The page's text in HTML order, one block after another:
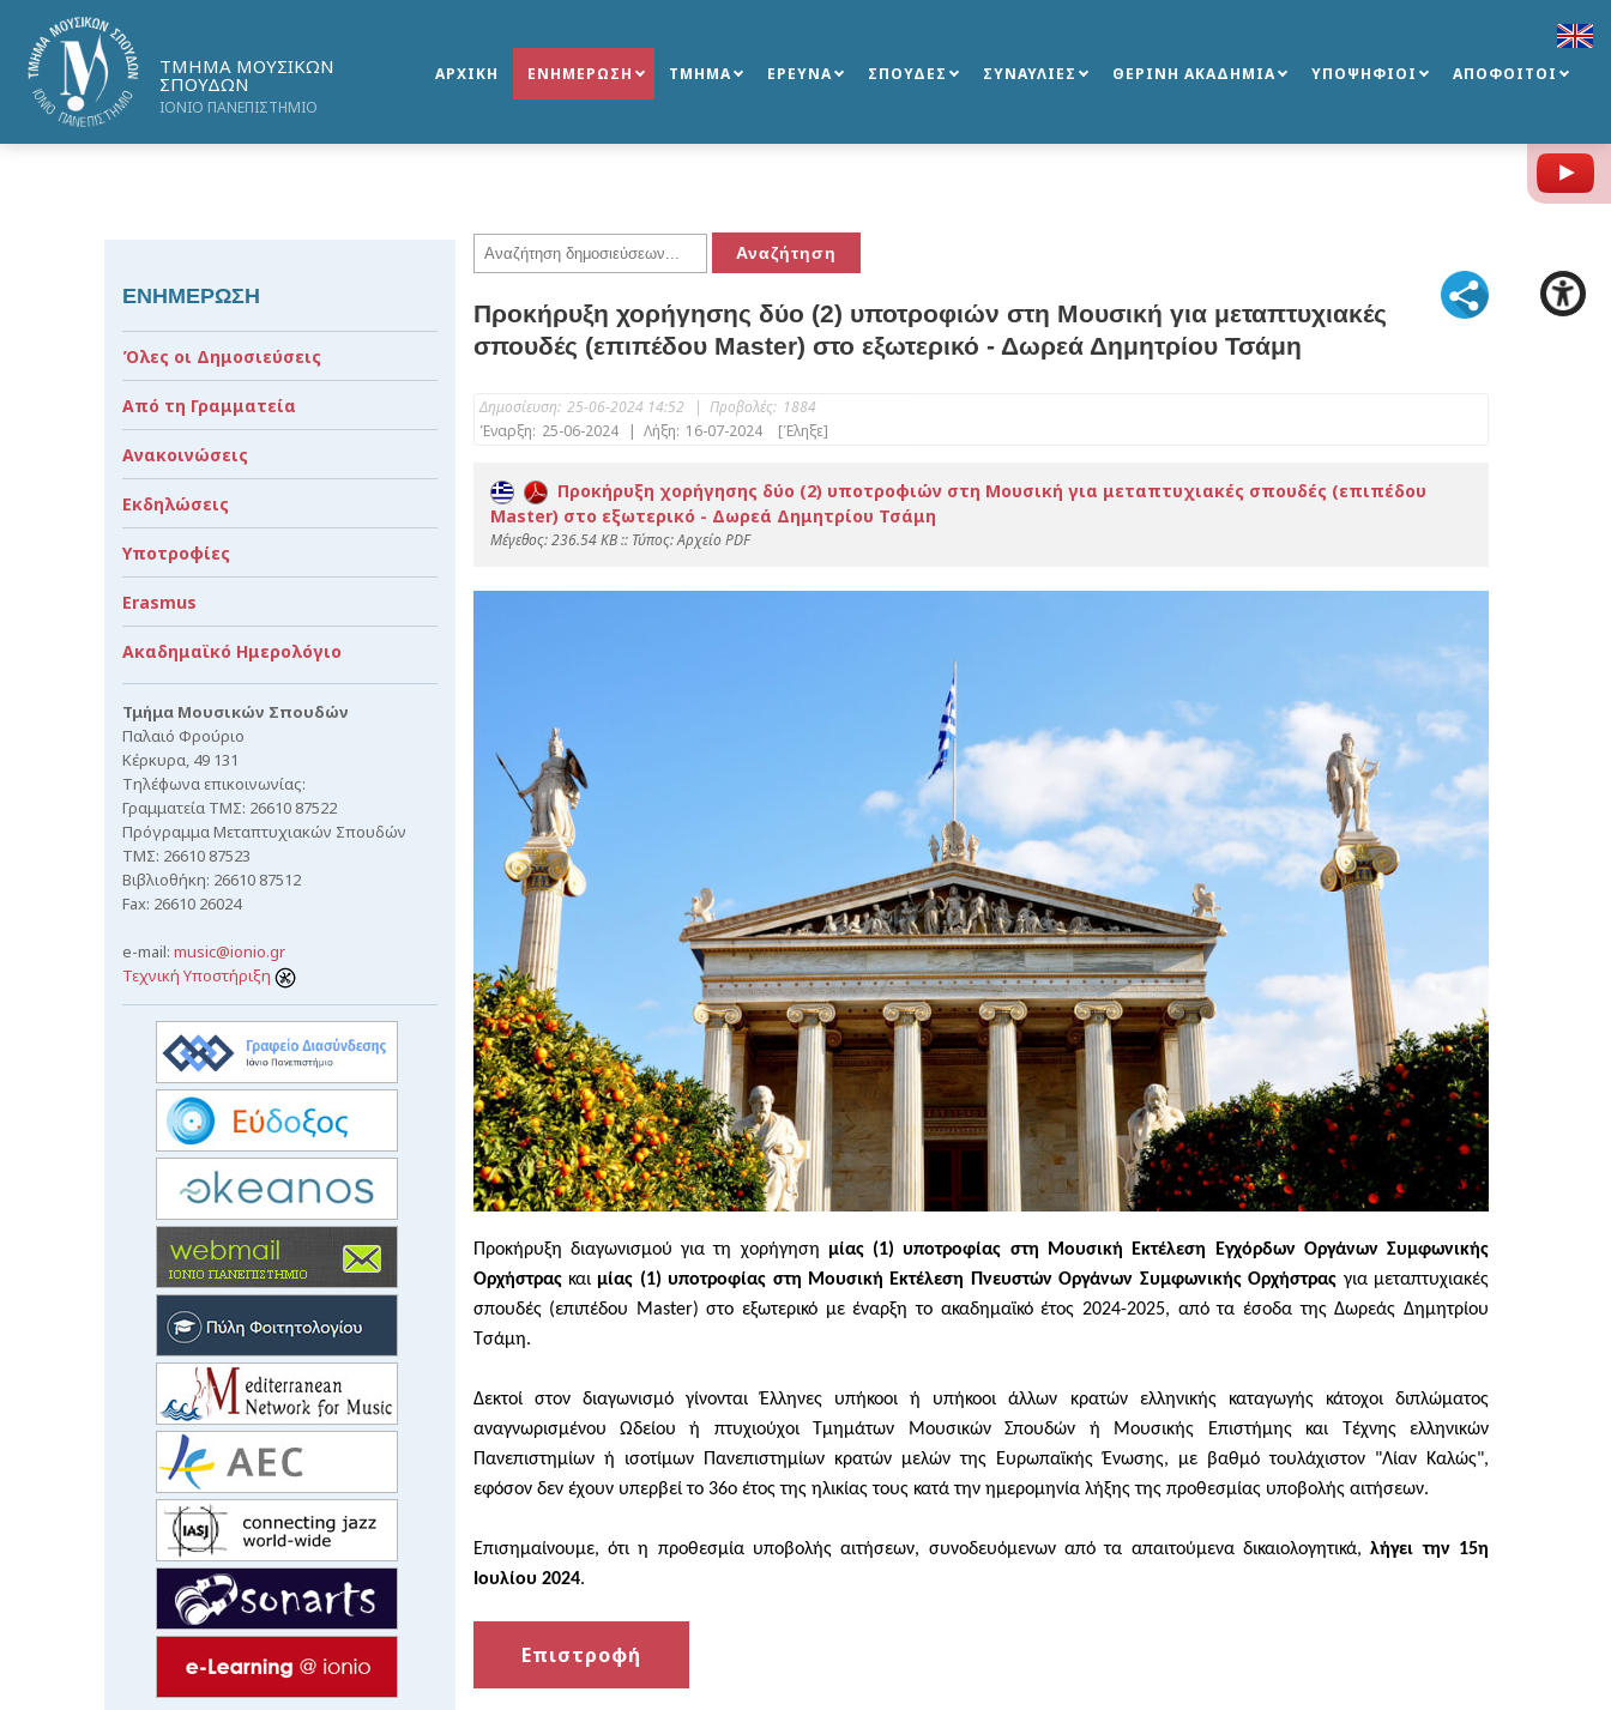
ΤΜΗΜΑ ΜΟΥΣΙΚΩΝ
ΣΠΟΥΔΩΝ
ΙΟΝΙΟ ΠΑΝΕΠΙΣΤΗΜΙΟ
ΑΡΧΙΚΗ ΕΝΗΜΕΡΩΣΗ ΤΜΗΜΑ ΕΡΕΥΝΑ ΣΠΟΥΔΕΣ ΣΥΝΑΥΛΙΕΣ ΘΕΡΙΝΗ ΑΚΑΔΗΜΙΑ ΥΠΟΨΗΦΙΟΙ ΑΠΟΦΟΙΤΟΙ
Προκήρυξη χορήγησης δύο (2) υποτροφιών στη Μουσική για μεταπτυχιακές
σπουδές (επιπέδου Master) στο εξωτερικό - Δωρεά Δημητρίου Τσάμη
Δημοσίευση: 25-06-2024 14:52 | Προβολές: 1884
Έναρξη: 25-06-2024 | Λήξη: 16-07-2024 [Έληξε]
Προκήρυξη χορήγησης δύο (2) υποτροφιών στη Μουσική για μεταπτυχιακές σπουδές (επιπέδου
Master) στο εξωτερικό - Δωρεά Δημητρίου Τσάμη
Mέγεθος: 236.54 KB :: Τύπος: Αρχείο PDF
Προκήρυξη διαγωνισμού για τη χορήγηση μίας (1) υποτροφίας στη Μουσική Εκτέλεση
Εγχόρδων Οργάνων Συμφωνικής
Ορχήστραςκαι μίας (1) υποτροφίας στη Μουσική Εκτέλεση Πνευστών Οργάνων Συμφωνικής Ορχήστρας για μεταπτυχιακές
σπουδές (επιπέδου Master) στο εξωτερικό με έναρξη το ακαδημαϊκό έτος 2024-2025, από τα έσοδα της Δωρεάς Δημητρίου
Τσάμη.
Δεκτοί στον διαγωνισμό γίνονται Έλληνες υπήκοοι ή υπήκοοι άλλων κρατών ελληνικής καταγωγής κάτοχοι διπλώματος
αναγνωρισμένου Ωδείου ή πτυχιούχοι Τμημάτων Μουσικών Σπουδών ή Μουσικής Επιστήμης και Τέχνης ελληνικών
Πανεπιστημίων ή ισοτίμων Πανεπιστημίων κρατών μελών της Ευρωπαϊκής Ένωσης, με βαθμό τουλάχιστον "Λίαν Καλώς",
εφόσον δεν έχουν υπερβεί το 36ο έτος της ηλικίας τους κατά την ημερομηνία λήξης της προθεσμίας υποβολής αιτήσεων.
Επισημαίνουμε, ότι η προθεσμία υποβολής αιτήσεων, συνοδευόμενων από τα απαιτούμενα δικαιολογητικά,λήγει την 15η
Ιουλίου 2024.
Επιστροφή
ΕΝΗΜΕΡΩΣΗ
Όλες οι Δημοσιεύσεις
Από τη Γραμματεία
Ανακοινώσεις
Εκδηλώσεις
Υποτροφίες
Erasmus
Ακαδημαϊκό Ημερολόγιο
Τμήμα Μουσικών Σπουδών
Παλαιό Φρούριο
Κέρκυρα, 49 131
Τηλέφωνα επικοινωνίας:
Γραμματεία ΤΜΣ: 26610 87522
Πρόγραμμα Μεταπτυχιακών Σπουδών
ΤΜΣ: 26610 87523
Βιβλιοθήκη: 26610 87512
Fax: 26610 26024
e-mail: music@ionio.gr
Τεχνική Υποστήριξη